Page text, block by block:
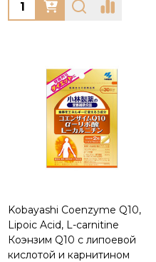
Kobayashi Coenzyme Q10,
Lipoic Acid, L-carnitine
Коэнзим Q10 с липоевой
кислотой и карнитином